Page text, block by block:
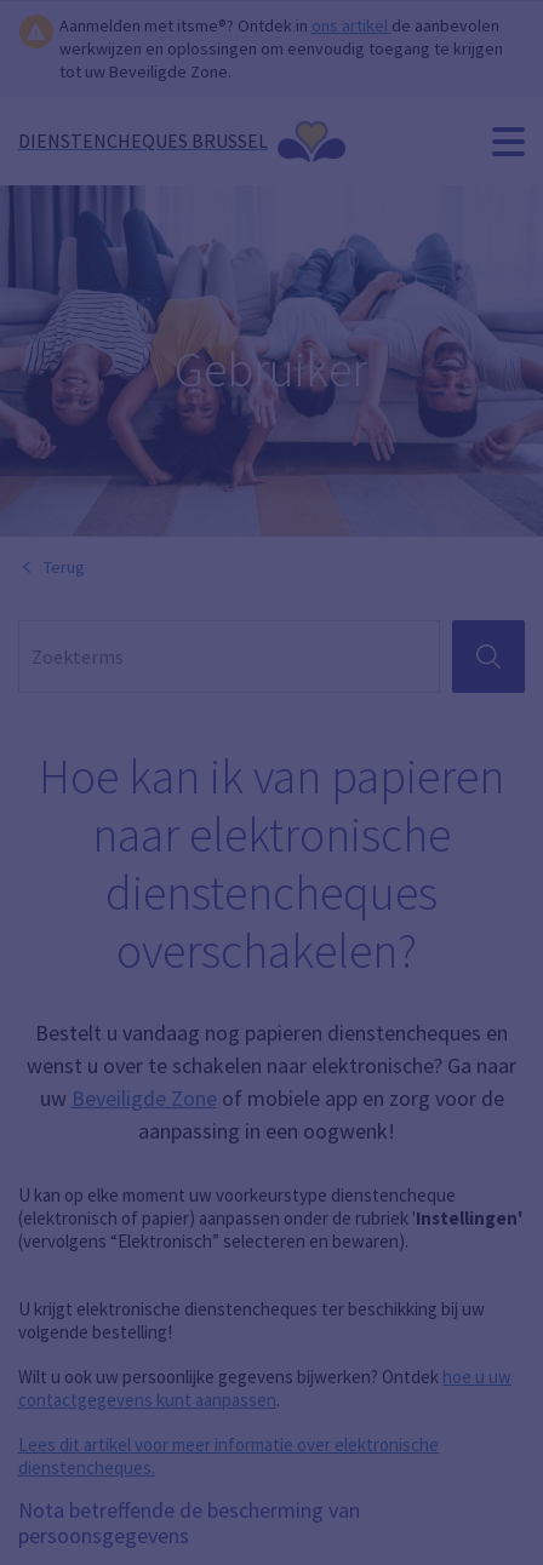
Aanmelden met itsme®? Ontdek in ons artikel de aanbevolen
werkwijzen en oplossingen om eenvoudig toegang te krijgen
tot uw Beveiligde Zone.
DIENSTENCHEQUES BRUSSEL
Gebruiker
Terug
ZOEKEN
Hoe kan ik van papieren
naar elektronische
dienstencheques
overschakelen?
Bestelt u vandaag nog papieren dienstencheques en
wenst u over te schakelen naar elektronische? Ga naar
uw Beveiligde Zoneof mobiele app en zorg voor de
aanpassing in een oogwenk!
U kan op elke moment uw voorkeurstype dienstencheque
(elektronisch of papier) aanpassen onder de rubriek 'Instellingen'
(vervolgens “Elektronisch” selecteren en bewaren).
U krijgt elektronische dienstencheques ter beschikking bij uw
volgende bestelling!
Wilt u ook uw persoonlijke gegevens bijwerken? Ontdek hoe u uw
contactgegevens kunt aanpassen.
Lees dit artikel voor meer informatie over elektronische
dienstencheques.
Nota betreffende de bescherming van
persoonsgegevens